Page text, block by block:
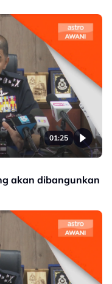
01:25
akan dibangunkan